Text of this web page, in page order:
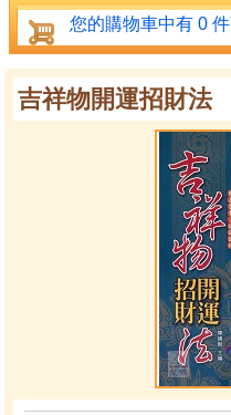
您的購物車中有 0
吉祥物開運招財法